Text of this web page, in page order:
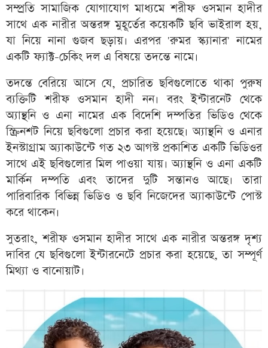
সম্প্রতি সামাজিক যোগাযোগ মাধ্যমে শরীফ ওসমান হাদীর
সাথে এক নারীর অন্তরঙ্গ মুহূর্তের কয়েকটি ছবি ভাইরাল হয়,
যা নিয়ে নানা গুজব ছড়ায়। এরপর 'রুমর স্ক্যানার' নামের
একটি ফ্যাক্ট-চেকিং দল এ বিষয়ে তদন্তে নামে।
তদন্তে বেরিয়ে আসে যে, প্রচারিত ছবিগুলোতে থাকা পুরুষ
ব্যক্তিটি শরীফ ওসমান হাদী নন। বরং ইন্টারনেট থেকে
অ্যান্থনি ও এনা নামের এক বিদেশি দম্পতির ভিডিও থেকে
স্ক্রিনশট নিয়ে ছবিগুলো প্রচার করা হয়েছে। অ্যান্থনি ও এনার
ইনস্টাগ্রাম অ্যাকাউন্টে গত ২৩ আগস্ট প্রকাশিত একটি ভিডিওর
সাথে এই ছবিগুলোর মিল পাওয়া যায়। অ্যান্থনি ও এনা একটি
মার্কিন দম্পতি এবং তাদের দুটি সন্তানও আছে। তারা
পারিবারিক বিভিন্ন ভিডিও ও ছবি নিজেদের অ্যাকাউন্টে পোস্ট
করে থাকেন।
সুতরাং, শরীফ ওসমান হাদীর সাথে এক নারীর অন্তরঙ্গ দৃশ্য
দাবির যে ছবিগুলো ইন্টারনেটে প্রচার করা হয়েছে, তা সম্পূর্ণ
মিথ্যা ও বানোয়াট।